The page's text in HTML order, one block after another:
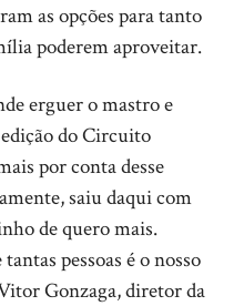
as opções para tanto
poderem aproveitar.
erguer o mastro e
do Circuito
por conta desse
saiu daqui com
de quero mais.
pessoas é o nosso
Gonzaga, diretor da